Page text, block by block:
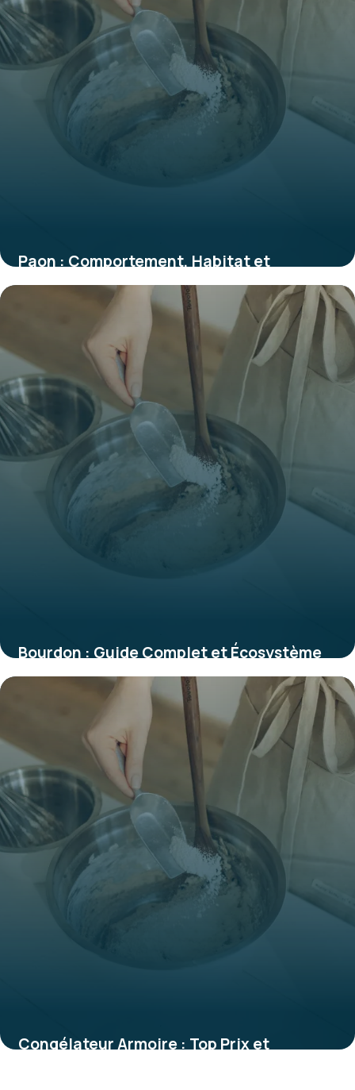
Paon : Comportement, Habitat et
Caractéristiques
Bourdon : Guide Complet et Écosystème
2026
Congélateur Armoire : Top Prix et